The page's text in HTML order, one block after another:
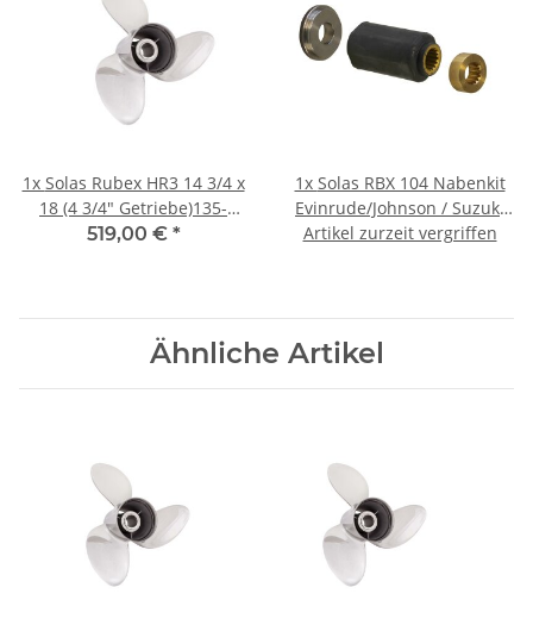
1x Solas Rubex HR3 14 3/4 x
18 (4 3/4" Getriebe)135-
300PS Rechtsdrehend
519,00 € *
1x Solas RBX 104 Nabenkit
Evinrude/Johnson / Suzuki
150-300 PS
Artikel zurzeit vergriffen
Ähnliche Artikel